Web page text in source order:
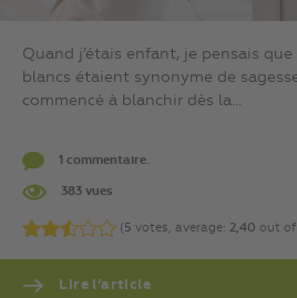
Quand j’étais enfant, je pensais
blancs étaient synonyme de
commencé à blanchir dès la...
1 commentaire.
383 vues
(5 votes, average: 2,40 out of
Lire l’article